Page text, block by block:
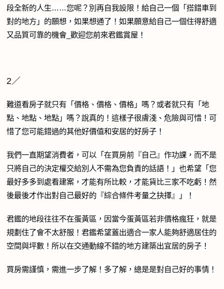
段全新的人生……您呢？別再自我設限！給自己一個「搭錯車到
對的地方」的願想，如果想通了！如果願意給自己一個住得舒適
又品質可靠的機會_歡迎您前來君鑑賞屋 ！
2／
難道看房子就只有「價格、價格、價格」嗎？或者就只有「地
點、地點、地點」嗎？說真的！這樣子很膚淺、危險與可惜！可
惜了您可能錯過的其他好價值和安居的好房子 ！
我們一直期望消費者，可以「在買房前『自己』作功課，而不是
只將自己的決定權交給別人不需為您負責的話語！」也希望「您
最好多多到處看建案，才能有所比較， 才能貨比三家不吃虧 ！然
後最後才作出對自己最好的『綜合條件考量之抉擇』」！
君鑑的地段往往不在蛋黃區，因當今蛋黃區若非價格瘋狂，就是
規劃住了會不太舒服！君鑑希望蓋出適合一家人能夠舒適居住的
空間與坪數！所以在交通動線不錯的地方建築出宜居的房子！
買房需謹慎，需進一步了解！多了解，總是是對自己好的事情！